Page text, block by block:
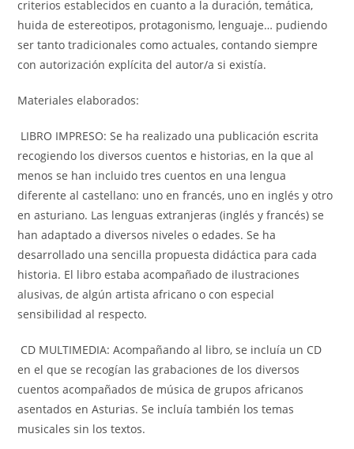
criterios establecidos en cuanto a la duración, temática,
huida de estereotipos, protagonismo, lenguaje… pudiendo
ser tanto tradicionales como actuales, contando siempre
con autorización explícita del autor/a si existía.
Materiales elaborados:
LIBRO IMPRESO: Se ha realizado una publicación escrita
recogiendo los diversos cuentos e historias, en la que al
menos se han incluido tres cuentos en una lengua
diferente al castellano: uno en francés, uno en inglés y otro
en asturiano. Las lenguas extranjeras (inglés y francés) se
han adaptado a diversos niveles o edades. Se ha
desarrollado una sencilla propuesta didáctica para cada
historia. El libro estaba acompañado de ilustraciones
alusivas, de algún artista africano o con especial
sensibilidad al respecto.
CD MULTIMEDIA: Acompañando al libro, se incluía un CD
en el que se recogían las grabaciones de los diversos
cuentos acompañados de música de grupos africanos
asentados en Asturias. Se incluía también los temas
musicales sin los textos.